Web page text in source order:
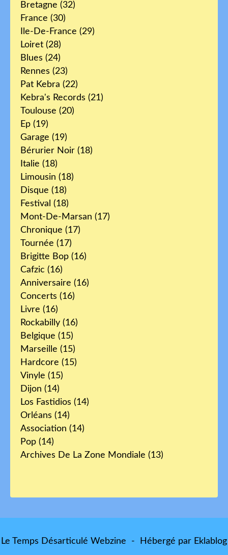
Bretagne (32)
France (30)
Ile-De-France (29)
Loiret (28)
Blues (24)
Rennes (23)
Pat Kebra (22)
Kebra's Records (21)
Toulouse (20)
Ep (19)
Garage (19)
Bérurier Noir (18)
Italie (18)
Limousin (18)
Disque (18)
Festival (18)
Mont-De-Marsan (17)
Chronique (17)
Tournée (17)
Brigitte Bop (16)
Cafzic (16)
Anniversaire (16)
Concerts (16)
Livre (16)
Rockabilly (16)
Belgique (15)
Marseille (15)
Hardcore (15)
Vinyle (15)
Dijon (14)
Los Fastidios (14)
Orléans (14)
Association (14)
Pop (14)
Archives De La Zone Mondiale (13)
Le Temps Désarticulé Webzine - Hébergé par Eklablog